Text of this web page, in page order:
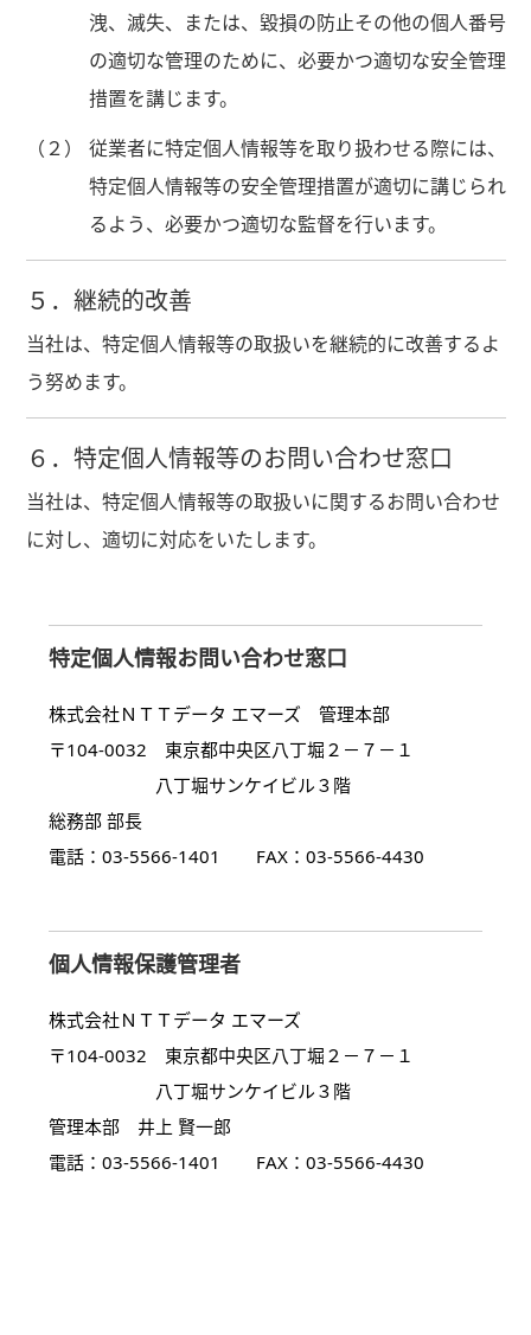
洩、滅失、または、毀損の防止その他の個人番号
の適切な管理のために、必要かつ適切な安全管理
措置を講じます。
（２）
従業者に特定個人情報等を取り扱わせる際には、
特定個人情報等の安全管理措置が適切に講じられ
るよう、必要かつ適切な監督を行います。
５．継続的改善
当社は、特定個人情報等の取扱いを継続的に改善するよ
う努めます。
６．特定個人情報等のお問い合わせ窓口
当社は、特定個人情報等の取扱いに関するお問い合わせ
に対し、適切に対応をいたします。
特定個人情報お問い合わせ窓口
株式会社ＮＴＴデータ エマーズ 管理本部
〒104-0032 東京都中央区八丁堀２－７－１
八丁堀サンケイビル３階
総務部 部長
電話：03-5566-1401 FAX：03-5566-4430
個人情報保護管理者
株式会社ＮＴＴデータ エマーズ
〒104-0032 東京都中央区八丁堀２－７－１
八丁堀サンケイビル３階
管理本部 井上 賢一郎
電話：03-5566-1401 FAX：03-5566-4430